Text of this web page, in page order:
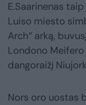
E.Saarinenas
Luiso miesto
Arch“ arką,
Londono Meifero
dangoraižį
Nors oro uostas